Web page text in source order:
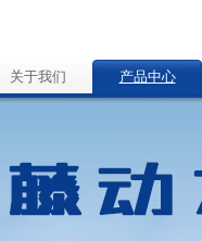
关于我们 产品中心